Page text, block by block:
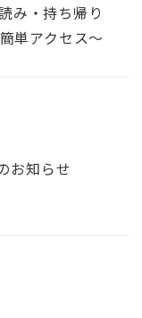
み・持ち帰り
単アクセス～
お知らせ